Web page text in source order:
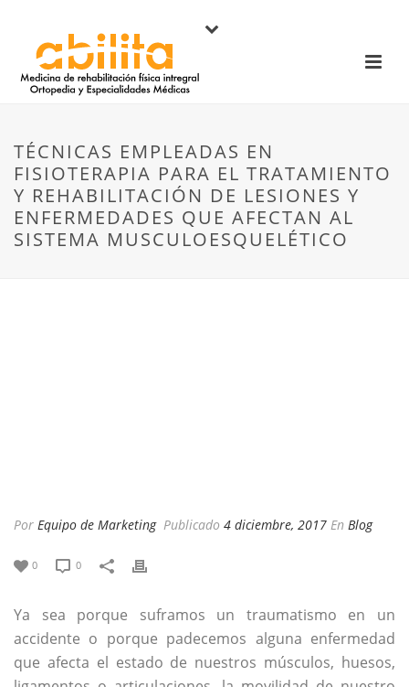
TÉCNICAS EMPLEADAS EN
FISIOTERAPIA PARA EL TRATAMIENTO
Y REHABILITACIÓN DE LESIONES Y
ENFERMEDADES QUE AFECTAN AL
SISTEMA MUSCULOESQUELÉTICO
Por Equipo de Marketing Publicado 4 diciembre, 2017 En Blog
0 0
Ya sea porque suframos un traumatismo en un
accidente o porque padecemos alguna enfermedad
que afecta el estado de nuestros músculos, huesos,